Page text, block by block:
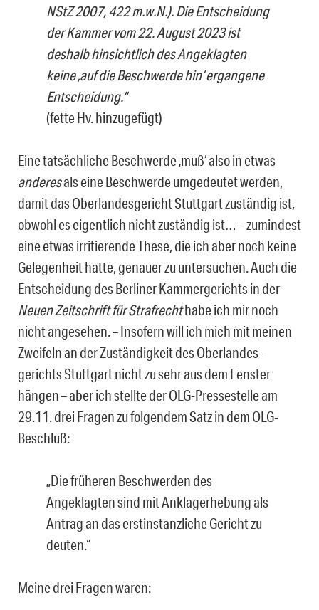
NStZ 2007, 422 m.w.N.). Die Entscheidung
der Kammer vom 22. August 2023 ist
deshalb hinsichtlich des Angeklagten
keine ‚auf die Beschwerde hin‘ ergangene
Entscheidung.“
(fette Hv. hinzugefügt)
Eine tatsächliche Beschwerde ‚muß‘ also in etwas
anderesals eine Beschwerde umge­deutet werden,
damit das Oberlandesgericht Stuttgart zuständig ist,
obwohl es eigent­lich nicht zuständig ist… – zumindest
eine etwas irritierende These, die ich aber noch keine
Gelegenheit hatte, genauer zu untersuchen. Auch die
Entscheidung des Berliner Kammergerichts in der
Neuen Zeitschrift für Strafrechthabe ich mir noch
nicht angese­hen. – Insofern will ich mich mit meinen
Zweifeln an der Zuständigkeit des Oberlandes­
gerichts Stuttgart nicht zu sehr aus dem Fenster
hängen – aber ich stellte der OLG-Pressestelle am
29.11. drei Fragen zu folgendem Satz in dem OLG-
Beschluß:
„Die früheren Beschwerden des
Angeklagten sind mit Anklagerhebung als
Antrag an das erstinstanzliche Gericht zu
deuten.“
Meine drei Fragen waren: